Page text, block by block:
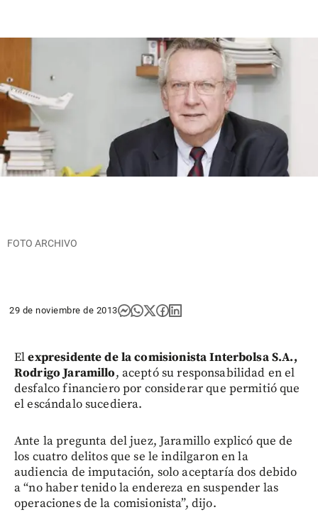
FOTO ARCHIVO
29 de noviembre de 2013
Elexpresidente de la comisionista Interbolsa S.A.,
Rodrigo Jaramillo, aceptó su responsabilidad en el
desfalco financiero por considerar que permitió que
el escándalo sucediera.
Ante la pregunta del juez, Jaramillo explicó que de
los cuatro delitos que se le indilgaron en la
audiencia de imputación, solo aceptaría dos debido
a “no haber tenido la endereza en suspender las
operaciones de la comisionista”, dijo.